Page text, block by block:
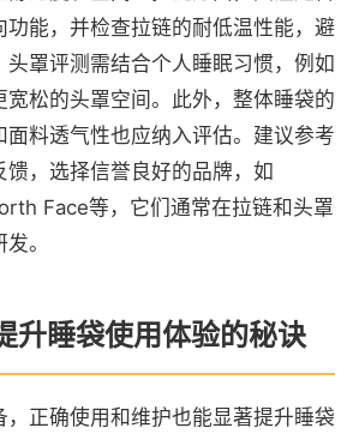
功能，并检查拉链的耐低温性能，避
头罩评测需结合个人睡眠习惯，例如
宽松的头罩空间。此外，整体睡袋的
面料透气性也应纳入评估。建议参考
馈，选择信誉良好的品牌，如
Face等，它们通常在拉链和头罩
。
升睡袋使用体验的秘诀
，正确使用和维护也能显著提升睡袋